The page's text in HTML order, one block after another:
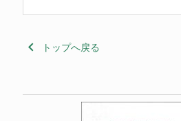
keyboard_arrow_left トップへ戻る